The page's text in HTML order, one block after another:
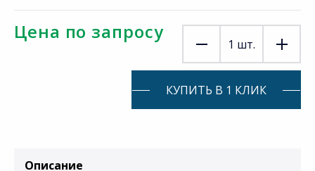
Цена по запросу
1 шт.
КУПИТЬ В 1 КЛИК
Описание